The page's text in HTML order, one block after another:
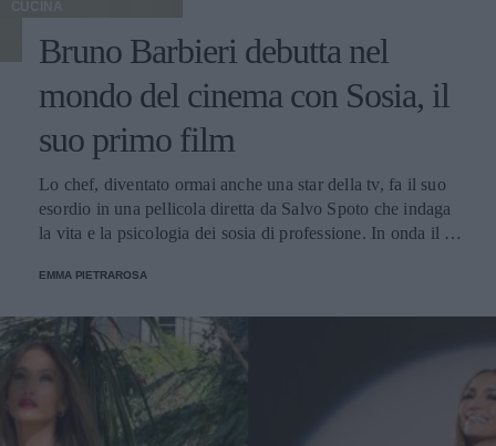
CUCINA
Bruno Barbieri debutta nel
mondo del cinema con Sosia, il
suo primo film
Lo chef, diventato ormai anche una star della tv, fa il suo
esordio in una pellicola diretta da Salvo Spoto che indaga
la vita e la psicologia dei sosia di professione. In onda il 9
EMMA PIETRAROSA